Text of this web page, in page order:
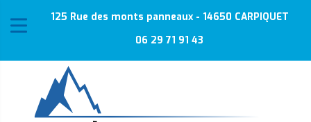
125 Rue des monts panneaux - 14650 CARPIQUET
06 29 71 91 43